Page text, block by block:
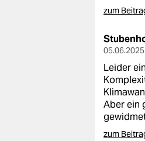
zum
Leider
Aber ein
zum